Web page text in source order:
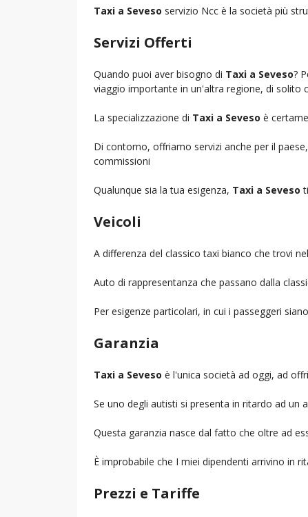
Taxi a Seveso servizio Ncc è la società più
Servizi Offerti
Quando puoi aver bisogno di Taxi a Seveso?
viaggio importante in un'altra regione, di solito
La specializzazione di Taxi a Seveso è
Di contorno, offriamo servizi anche per il
commissioni
Qualunque sia la tua esigenza, Taxi a Seveso
Veicoli
A differenza del classico taxi bianco che trovi
Auto di rappresentanza che passano dalla
Per esigenze particolari, in cui i passeggeri
Garanzia
Taxi a Seveso è l'unica società ad oggi, ad
Se uno degli autisti si presenta in ritardo ad un
Questa garanzia nasce dal fatto che oltre ad
È improbabile che I miei dipendenti arrivino in
Prezzi e Tariffe